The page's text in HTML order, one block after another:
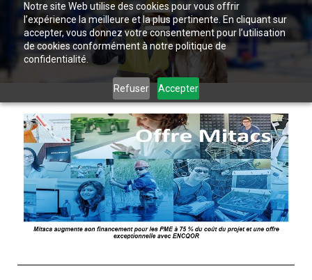
Notre site Web utilise des cookies pour vous offrir
l’expérience la meilleure et la plus pertinente. En cliquant sur
accepter, vous donnez votre consentement pour l’utilisation
de cookies conformément à notre politique de
confidentialité.
Refuser Accepter